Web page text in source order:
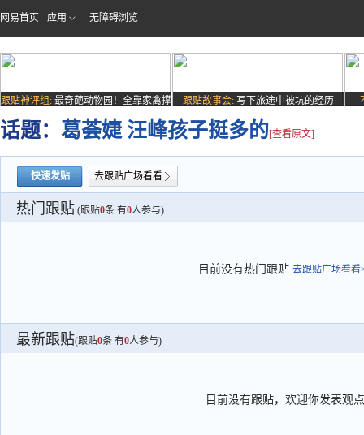
网易首页 应用 无障碍浏览
跟贴神评组: 最奇葩动物园！全靠家禽撑
场子
跟贴故事会: 写下旅途中被坑的经历
话题： 葛荟婕 汪峰孩子挺多的[查看原文]
快速发贴 去跟贴广场看看
热门跟贴 (跟贴0条 有0人参与)
目前没有热门跟贴 去跟贴广场看看
最新跟贴(跟贴0条 有0人参与)
目前没有跟贴，欢迎你发表观点